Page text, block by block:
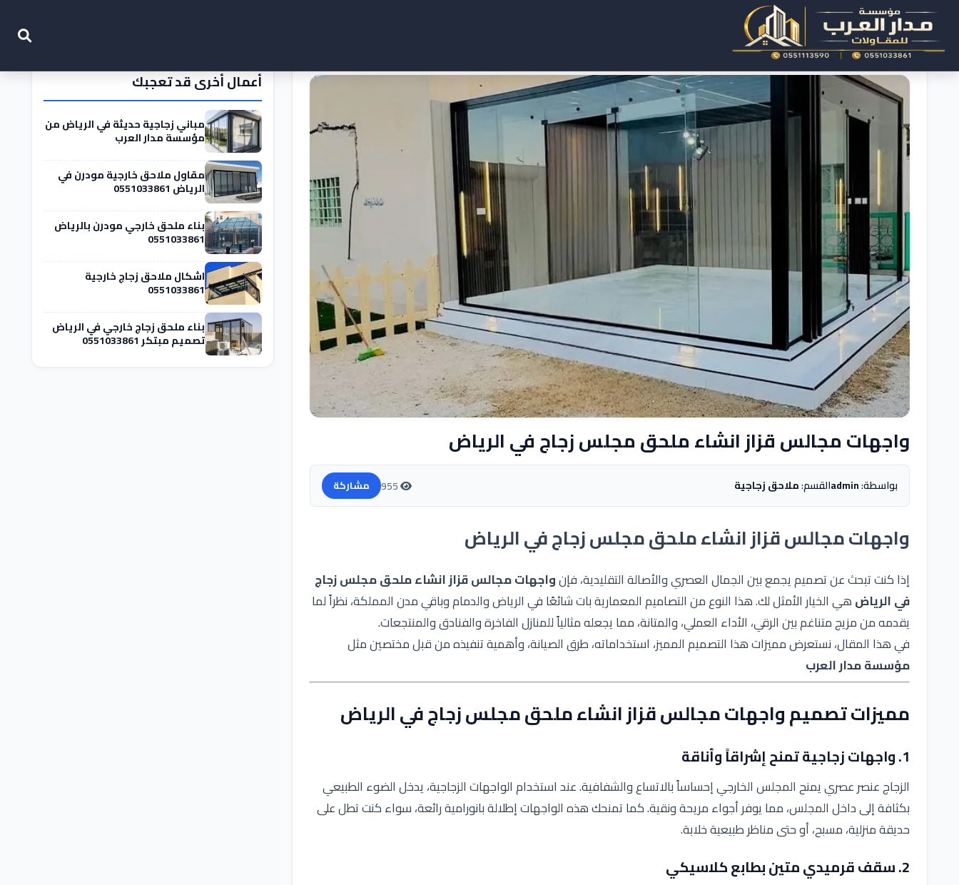
واجهات مجالس قزاز انشاء ملحق مجلس زجاج في الرياض
بواسطة:adminالقسم:ملاحق زجاجية مشاركة
واجهات مجالس قزاز انشاء ملحق مجلس زجاج في الرياض
إذا كنت تبحث عن تصميم يجمع بين الجمال العصري والأصالة التقليدية، فإنواجهات مجالس قزاز انشاء ملحق مجلس زجاج
في الرياضهي الخيار الأمثل لك. هذا النوع من التصاميم المعمارية بات شائعًا في الرياض والدمام وباقي مدن المملكة، نظراً لما
يقدمه من مزيج متناغم بين الرقي، الأداء العملي، والمتانة، مما يجعله مثالياً للمنازل الفاخرة والفنادق والمنتجعات.
في هذا المقال، نستعرض مميزات هذا التصميم المميز، استخداماته، طرق الصيانة، وأهمية تنفيذه من قبل مختصين مثل
مؤسسة مدار العرب
مميزات تصميم واجهات مجالس قزاز انشاء ملحق مجلس زجاج في الرياض
1. واجهات زجاجية تمنح إشراقاً وأناقة
الزجاج عنصر عصري يمنح المجلس الخارجي إحساساً بالاتساع والشفافية. عند استخدام الواجهات الزجاجية، يدخل الضوء الطبيعي
بكثافة إلى داخل المجلس، مما يوفر أجواء مريحة ونقية. كما تمنحك هذه الواجهات إطلالة بانورامية رائعة، سواء كنت تطل على
حديقة منزلية، مسبح، أو حتى مناظر طبيعية خلابة.
2. سقف قرميدي متين بطابع كلاسيكي
أعمال أخرى قد تعجبك
مباني زجاجية حديثة في الرياض من
مؤسسة مدار العرب
مقاول ملاحق خارجية مودرن في
الرياض 0551033861
بناء ملحق خارجي مودرن بالرياض
0551033861
اشكال ملاحق زجاج خارجية
0551033861
بناء ملحق زجاج خارجي في الرياض
تصميم مبتكر 0551033861